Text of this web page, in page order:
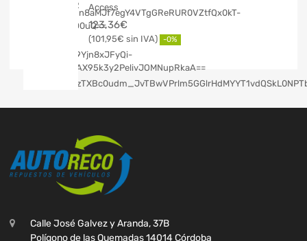
Access
123,36€
101,95€ -0%
Calle José Galvez y Aranda, 37B
Polígono de las Quemadas 14014 Córdoba